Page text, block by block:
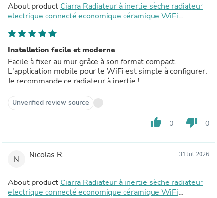
About product Ciarra Radiateur à inertie sèche radiateur
electrique connecté economique céramique WiFi
film aluminium
Installation facile et moderne
Facile à fixer au mur grâce à son format compact.
L'application mobile pour le WiFi est simple à configurer.
Je recommande ce radiateur à inertie !
Unverified review source
thumb_up 0 thumb_down 0
N Nicolas R. 31 Jul 2026
About product Ciarra Radiateur à inertie sèche radiateur
electrique connecté economique céramique WiFi